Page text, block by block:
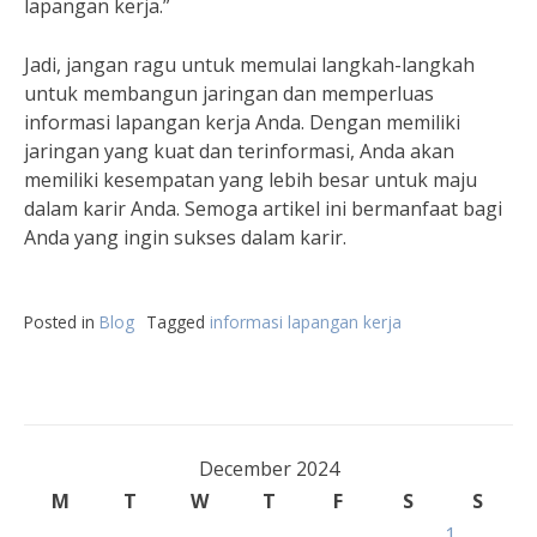
lapangan kerja.”
Jadi, jangan ragu untuk memulai langkah-langkah
untuk membangun jaringan dan memperluas
informasi lapangan kerja Anda. Dengan memiliki
jaringan yang kuat dan terinformasi, Anda akan
memiliki kesempatan yang lebih besar untuk maju
dalam karir Anda. Semoga artikel ini bermanfaat bagi
Anda yang ingin sukses dalam karir.
Posted in Blog Tagged informasi lapangan kerja
December 2024
M
T W T F S
S